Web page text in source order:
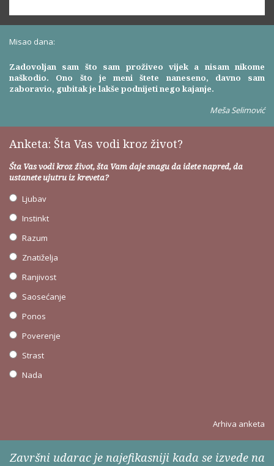
Misao dana:
Zadovoljan sam što sam proživeo vijek a nisam nikome
naškodio. Ono što je meni štete naneseno, davno sam
zaboravio, gubitak je lakše podnijeti nego kajanje.
Meša Selimović
Anketa: Šta Vas vodi kroz život?
Šta Vas vodi kroz život, šta Vam daje snagu da idete napred, da
ustanete ujutru iz kreveta?
Ljubav
Instinkt
Razum
Znatiželja
Ranjivost
Saosećanje
Ponos
Poverenje
Strast
Nada
Arhiva anketa
Završni udarac je najefikasniji kada se izvede na